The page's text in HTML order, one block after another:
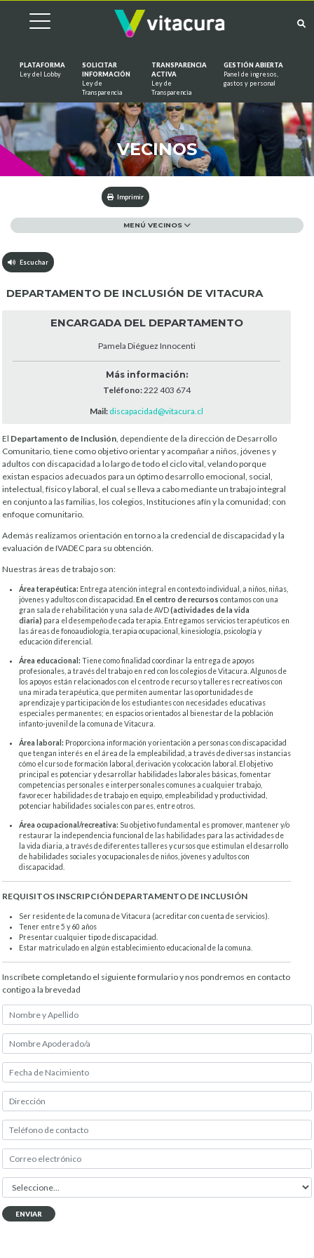
PLATAFORMA
Ley del Lobby
SOLICITAR
INFORMACIÓN
Ley de
Transparencia
TRANSPARENCIA
ACTIVA
Ley de
Transparencia
GESTIÓN ABIERTA
Panel de ingresos,
gastos y personal
VECINOS
Imprimir
MENÚ VECINOS
Escuchar
DEPARTAMENTO DE INCLUSIÓN DE VITACURA
El Departamento de Inclusión, dependiente de la dirección de Desarrollo
Comunitario, tiene como objetivo orientar y acompañar a niños, jóvenes y
adultos con discapacidad a lo largo de todo el ciclo vital, velando porque
existan espacios adecuados para un óptimo desarrollo emocional, social,
intelectual, físico y laboral, el cual se lleva a cabo mediante un trabajo integral
en conjunto a las familias, los colegios, Instituciones afín y la comunidad; con
enfoque comunitario.
Además realizamos orientación en torno a la credencial de discapacidad y la
evaluación de IVADEC para su obtención.
Nuestras áreas de trabajo son:
Área terapéutica: Entrega atención integral en contexto individual, a niños, niñas,
jóvenes y adultos con discapacidad. En el centro de recursos contamos con una
gran sala de rehabilitación y una sala de AVD(actividades de la vida
diaria) para el desempeño de cada terapia. Entregamos servicios terapéuticos en
las áreas de fonoaudiología, terapia ocupacional, kinesiología, psicología y
educación diferencial.
Área educacional: Tiene como finalidad coordinar la entrega de apoyos
profesionales, a través del trabajo en red con los colegios de Vitacura. Algunos de
los apoyos están relacionados con el centro de recurso y talleres recreativos con
una mirada terapéutica, que permiten aumentar las oportunidades de
aprendizaje y participación de los estudiantes con necesidades educativas
especiales permanentes; en espacios orientados al bienestar de la población
infanto-juvenil de la comuna de Vitacura.
Área laboral: Proporciona información y orientación a personas con discapacidad
que tengan interés en el área de la empleabilidad, a través de diversas instancias
cómo el curso de formación laboral, derivación y colocación laboral. El objetivo
principal es potenciar y desarrollar habilidades laborales básicas, fomentar
competencias personales e interpersonales comunes a cualquier trabajo,
favorecer habilidades de trabajo en equipo, empleabilidad y productividad,
potenciar habilidades sociales con pares, entre otros.
Área ocupacional/recreativa: Su objetivo fundamental es promover, mantener y/o
restaurar la independencia funcional de las habilidades para las actividades de
la vida diaria, a través de diferentes talleres y cursos que estimulan el desarrollo
de habilidades sociales y ocupacionales de niños, jóvenes y adultos con
discapacidad.
REQUISITOS INSCRIPCIÓN DEPARTAMENTO DE INCLUSIÓN
Ser residente de la comuna de Vitacura (acreditar con cuenta de servicios).
Tener entre 5 y 60 años
Presentar cualquier tipo de discapacidad.
Estar matriculado en algún establecimiento educacional de la comuna.
Inscríbete completando el siguiente formulario y nos pondremos en contacto
contigo a la brevedad
ENCARGADA DEL DEPARTAMENTO
Pamela Diéguez Innocenti
Más información:
Teléfono:222 403 674
Mail: discapacidad@vitacura.cl
ENVIAR